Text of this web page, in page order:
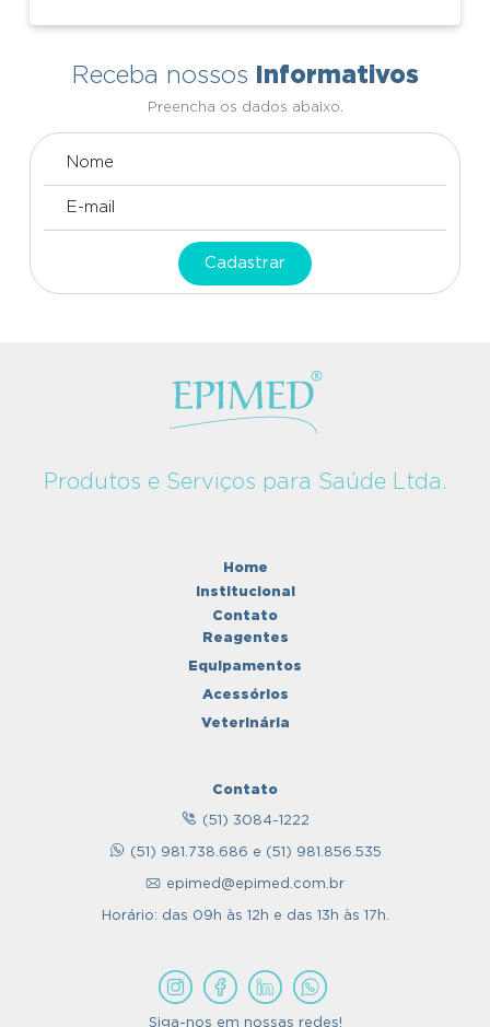
Receba nossos Informativos
Preencha os dados abaixo.
Cadastrar
Produtos e Serviços para Saúde Ltda.
Home
Institucional
Contato
Reagentes
Equipamentos
Acessórios
Veterinária
Contato
(51) 3084-1222
(51) 981.738.686 e (51) 981.856.535
epimed@epimed.com.br
Horário: das 09h às 12h e das 13h às 17h.
Siga-nos em nossas redes!